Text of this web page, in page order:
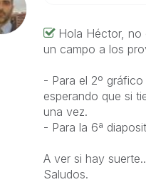
Hola Héctor, no
un campo a los
- Para el 2º
esperando que si
una vez.
- Para la 6ª
A ver si hay
Saludos.